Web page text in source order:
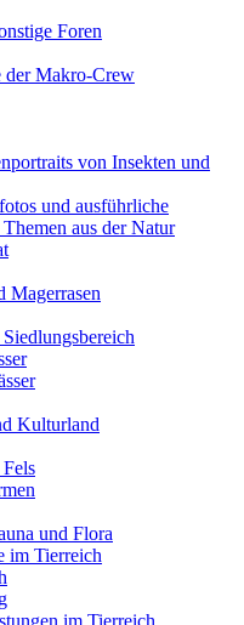
Foren
der Makro-Crew
von Insekten und
und ausführliche
aus der Natur
Magerrasen
Kulturland
und Flora
im Tierreich